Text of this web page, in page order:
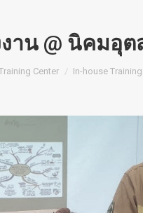
าน @ นิคมอุ
Center In-house Training